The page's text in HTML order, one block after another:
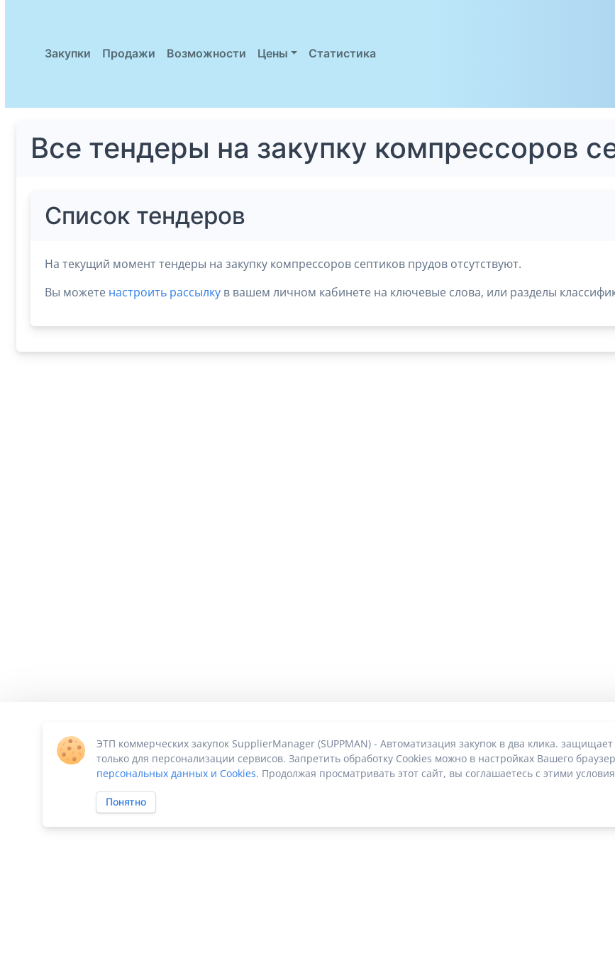
Закупки Продажи Возможности Цены Статистика
Все тендеры на закупку компрессоров
Список тендеров
На текущий момент тендеры на закупку компрессоров септиков прудов отсутствуют.
Вы можете настроить рассылкув вашем личном кабинете на ключевые слова, или разделы
ЭТП коммерческих закупок SupplierManager (SUPPMAN) - Автоматизация закупок в два клика.
только для персонализации сервисов. Запретить обработку Cookies можно в настройках Вашего
персональных данных и Cookies. Продолжая просматривать этот сайт, вы соглашаетесь с этими
Понятно